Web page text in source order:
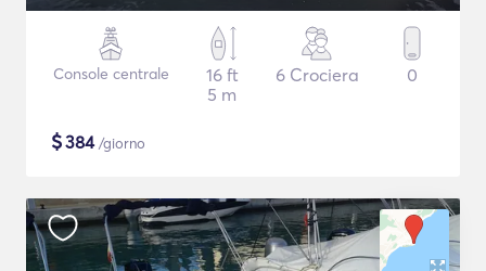
Console centrale
16 ft
5 m
6 Crociera 0
$384/giorno